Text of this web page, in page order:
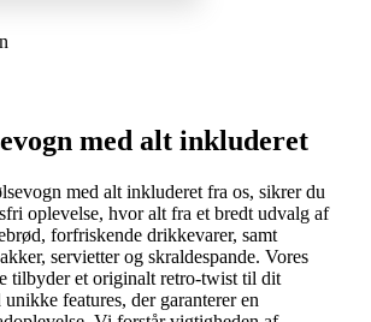
med alt inkluderet
med alt inkluderet fra os, sikrer du
oplevelse, hvor alt fra et bredt udvalg af
forfriskende drikkevarer, samt
servietter og skraldespande. Vores
tilbyder et originalt retro-twist til dit
features, der garanterer en